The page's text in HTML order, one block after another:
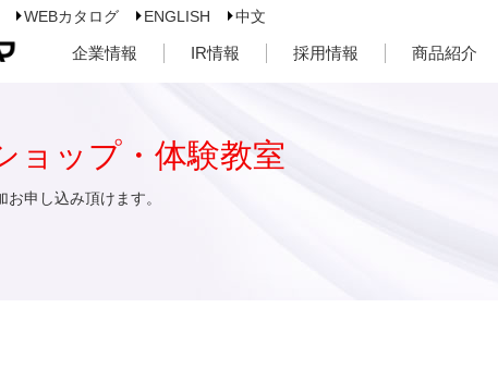
WEBカタログ ENGLISH 中文
企業情報 IR情報 採用情報 商品紹介
ョップ・体験教室
お申し込み頂けます。